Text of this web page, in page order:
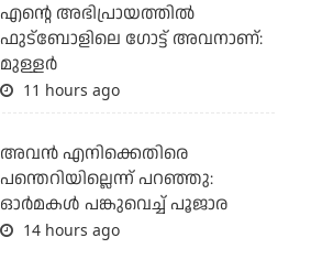
എന്റെ അഭിപ്രായത്തില്‍
ഫുട്‌ബോളിലെ ഗോട്ട് അവനാണ്:
മുള്ളര്‍
11 hours ago
അവന്‍ എനിക്കെതിരെ
പന്തെറിയില്ലെന്ന് പറഞ്ഞു:
ഓര്‍മകള്‍ പങ്കുവെച്ച് പൂജാര
14 hours ago